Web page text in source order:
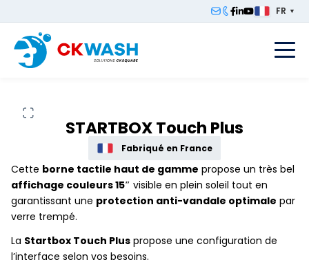
FR ▼
STARTBOX Touch Plus
Fabriqué en France
Cette borne tactile haut de gamme propose un très bel
affichage couleurs 15″ visible en plein soleil tout en
garantissant une protection anti-vandale optimale par
verre trempé.
La Startbox Touch Plus propose une configuration de
l’interface selon vos besoins.